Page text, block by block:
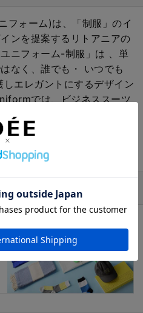
ォーム)は、「制服」のイ
ンを提案するリトアニアの
ニフォーム-制服」は 、単
なく、誰でも・ いつでも
しエレガントにするデザイン
では、ビジネススーツ
服を代表作に、そのコンセ
ションなどに展開していま